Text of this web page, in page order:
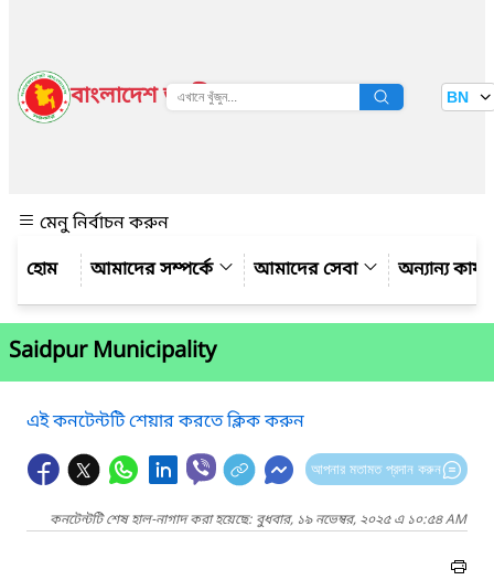
বাংলাদেশ জাতীয় তথ্য বাতায়ন BN
মেনু নির্বাচন করুন
আমাদের সম্পর্কে
আমাদের সেবা অন্যান্য
Saidpur Municipality
এই কনটেন্টটি শেয়ার করতে ক্লিক করুন
আপনার মতামত প্রদান করুন
কনটেন্টটি শেষ হাল-নাগাদ করা হয়েছে: বুধবার, ১৯ নভেম্বর, ২০২৫ এ ১০:৫৪ AM